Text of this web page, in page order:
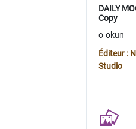
DAILY
Copy
o-okun
Éditeur :
Studio